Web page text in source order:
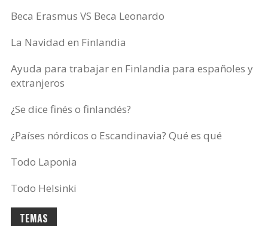
Beca Erasmus VS Beca Leonardo
La Navidad en Finlandia
Ayuda para trabajar en Finlandia para españoles y
extranjeros
¿Se dice finés o finlandés?
¿Países nórdicos o Escandinavia? Qué es qué
Todo Laponia
Todo Helsinki
TEMAS